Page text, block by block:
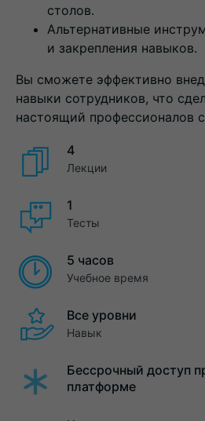
столов.
Альтернативные
и закрепления навыков.
Вы сможете эффективно
навыки сотрудников, что
настоящий профессионалов
4
Лекции
1
Тесты
5 часов
Учебное время
Все уровни
Навык
Бессрочный доступ
платформе